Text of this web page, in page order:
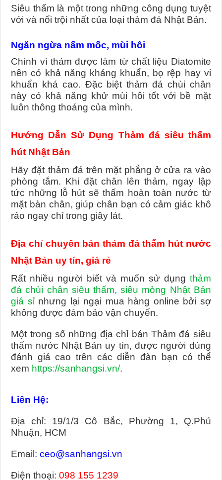
Siêu thấm là một trong những công dụng tuyệt
với và nổi trội nhất của loại thảm đá Nhật Bản.
Ngăn ngừa nấm mốc, mùi hôi
Chính vì thảm được làm từ chất liệu Diatomite
nên có khả năng kháng khuẩn, bọ rệp hay vi
khuẩn khá cao. Đặc biệt thảm đá chùi chân
này có khả năng khử mùi hôi tốt với bề mặt
luôn thông thoáng của mình.
Hướng Dẫn Sử Dụng Thảm đá siêu thấm
hút Nhật Bản
Hãy đặt thảm đá trên mặt phẳng ở cửa ra vào
phòng tắm. Khi đặt chân lên thảm, ngay lập
tức những lỗ hút sẽ thấm hoàn toàn nước từ
mặt bàn chân, giúp chân bạn có cảm giác khô
ráo ngay chỉ trong giây lát.
Địa chỉ chuyên bán thảm đá thấm hút nước
Nhật Bản uy tín, giá rẻ
Rất nhiều người biết và muốn sử dụng thảm
đá chùi chân siêu thấm, siêu mỏng Nhật Bản
giá sỉnhưng lại ngại mua hàng online bởi sợ
không được đảm bảo vận chuyển.
Một trong số những địa chỉ bán Thảm đá siêu
thấm nước Nhật Bản uy tín, được người dùng
đánh giá cao trên các diễn đàn bạn có thể
xem https://sanhangsi.vn/.
Liên Hệ:
Địa chỉ: 19/1/3 Cô Bắc, Phường 1, Q.Phú
Nhuận, HCM
Email:ceo@sanhangsi.vn
Điện thoại:098 155 1239